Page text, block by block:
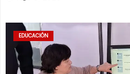
EDUCACIÓN